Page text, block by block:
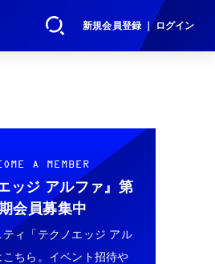
新規会員登録 ｜ ログイン
A MEMBER
ッジ アルファ』 第
会員募集中
ィ「テクノエッジ アル
ちら。イベント招待や